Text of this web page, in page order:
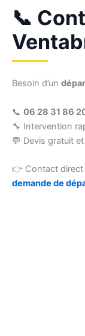
📞
Besoin d’un
📞 06 28 31 86
🔧 Intervention
💬 Devis gratuit
👉 Contact direct
demande de